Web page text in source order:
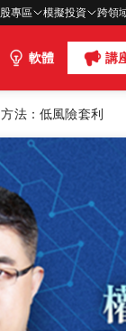
專區 模擬投資 跨領
軟體 講
法：低風險套利